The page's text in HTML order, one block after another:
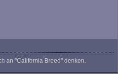
an "California Breed" denken.